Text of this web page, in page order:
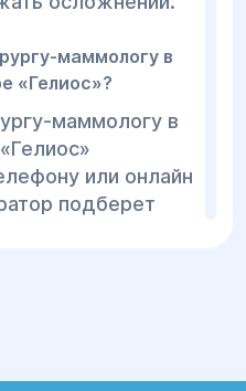
маммологу в
«Гелиос»?
маммологу в
или онлайн
подберет
фиброаденомы